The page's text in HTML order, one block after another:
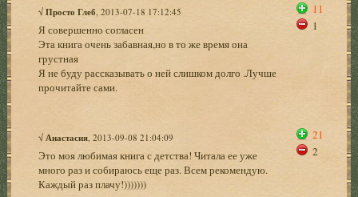
√Просто Глеб , 2013-07-18 17:12:45
Я совершенно согласен
Эта книга очень забавная,но в то же время она
грустная
Я не буду рассказывать о ней слишком долго .Лучше
прочитайте сами.
11
1
√ Анастасия , 2013-09-08 21:04:09
Это моя любимая книга с детства! Читала ее уже
много раз и собираюсь еще раз. Всем рекомендую.
Каждый раз плачу!)))))))
21
2